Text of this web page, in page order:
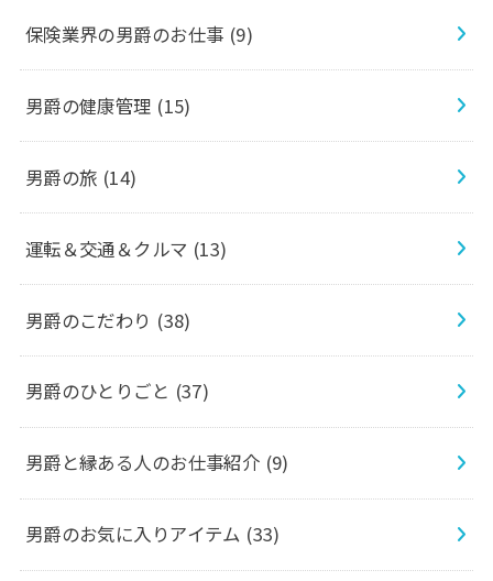
保険業界の男爵のお仕事 (9)
男爵の健康管理 (15)
男爵の旅 (14)
運転＆交通＆クルマ (13)
男爵のこだわり (38)
男爵のひとりごと (37)
男爵と縁ある人のお仕事紹介 (9)
男爵のお気に入りアイテム (33)